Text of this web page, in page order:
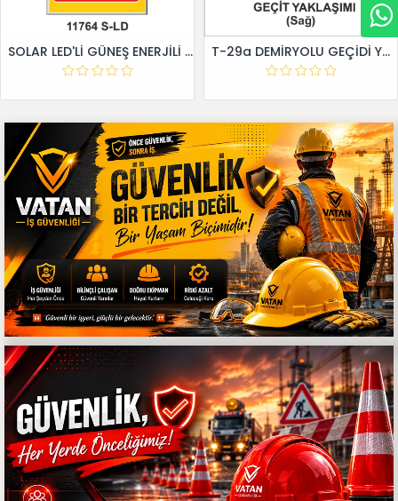
SOLAR LED'Lİ GÜNEŞ ENERJİLİ LEVHA T-29a DEMİRYOLU GEÇİDİ YAKLAŞIM LEVHALARI (Sağ)